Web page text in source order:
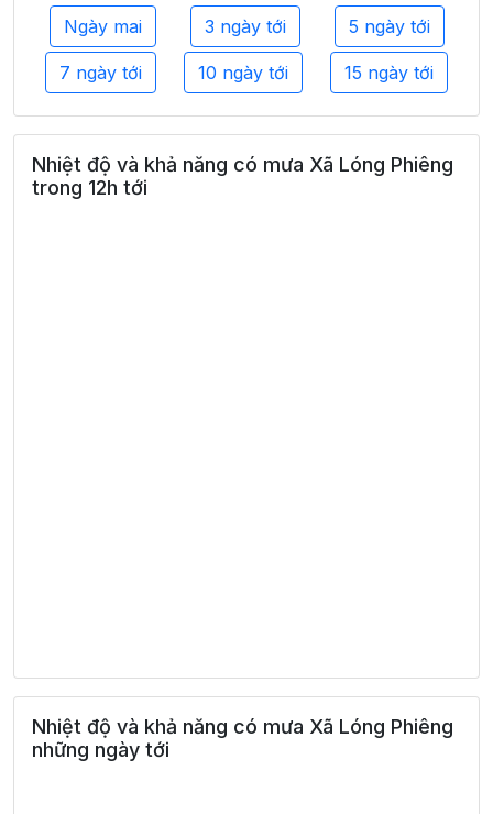
Ngày mai 3 ngày tới 5 ngày tới
7 ngày tới 10 ngày tới 15 ngày tới
Nhiệt độ và khả năng có mưa Xã Lóng Phiêng
trong 12h tới
Nhiệt độ và khả năng có mưa Xã Lóng Phiêng
những ngày tới